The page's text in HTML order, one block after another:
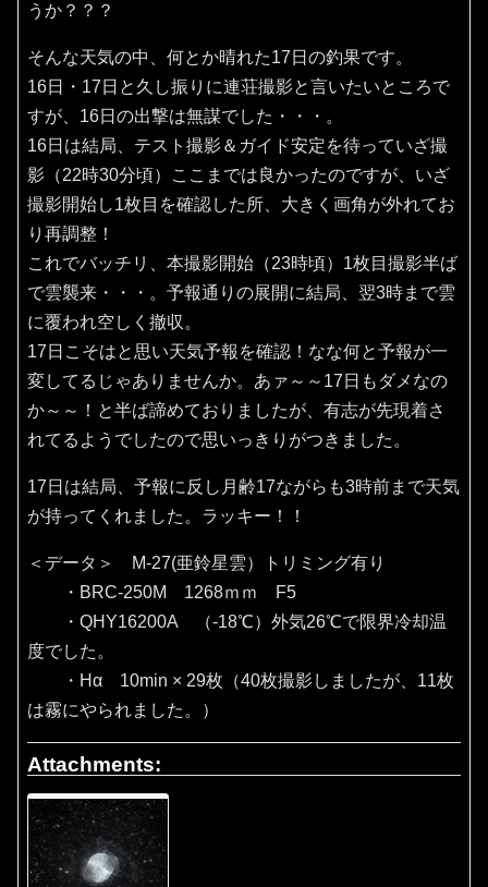
うか？？？
そんな天気の中、何とか晴れた17日の釣果です。
16日・17日と久し振りに連荘撮影と言いたいところで
すが、16日の出撃は無謀でした・・・。
16日は結局、テスト撮影＆ガイド安定を待っていざ撮
影（22時30分頃）ここまでは良かったのですが、いざ
撮影開始し1枚目を確認した所、大きく画角が外れてお
り再調整！
これでバッチリ、本撮影開始（23時頃）1枚目撮影半ば
で雲襲来・・・。予報通りの展開に結局、翌3時まで雲
に覆われ空しく撤収。
17日こそはと思い天気予報を確認！なな何と予報が一
変してるじゃありませんか。あァ～～17日もダメなの
か～～！と半ば諦めておりましたが、有志が先現着さ
れてるようでしたので思いっきりがつきました。
17日は結局、予報に反し月齢17ながらも3時前まで天気
が持ってくれました。ラッキー！！
＜データ＞ M-27(亜鈴星雲）トリミング有り
・BRC-250M 1268ｍｍ F5
・QHY16200A （‐18℃）外気26℃で限界冷却温
度でした。
・Hα 10min × 29枚（40枚撮影しましたが、11枚
は霧にやられました。）
Attachments: